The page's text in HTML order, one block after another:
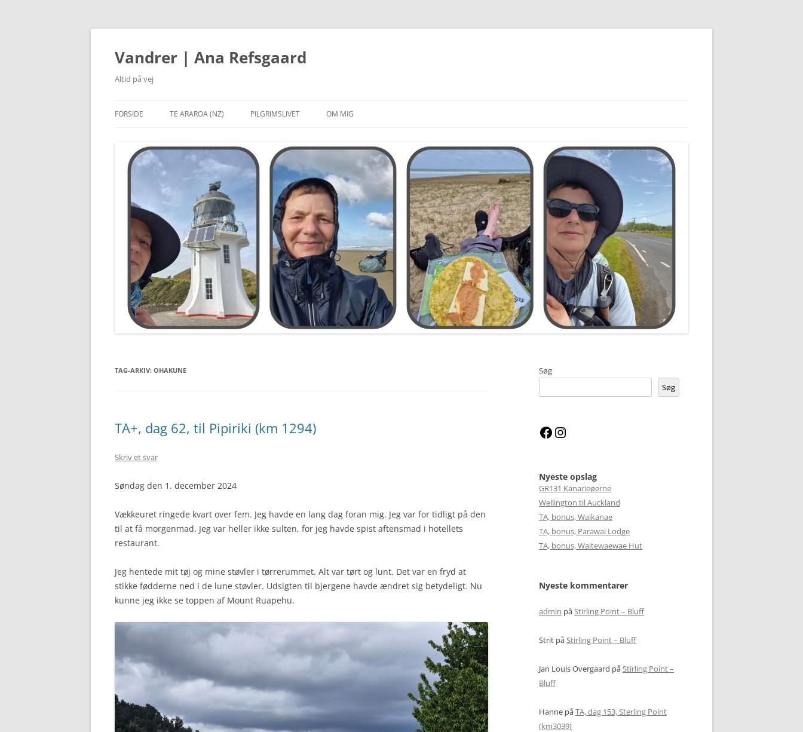
Hop
Vandrer | Ana Refsgaard
Altid på vej
FORSIDE TE ARAROA (NZ) PILGRIMSLIVET OM MIG
TAG-ARKIV: OHAKUNE
TA+, dag 62, til Pipiriki (km 1294)
Skriv et svar
Søndag den 1. december 2024
Vækkeuret ringede kvart over fem. Jeg havde en lang dag foran mig. Jeg var for tidligt på den
til at få morgenmad. Jeg var heller ikke sulten, for jeg havde spist aftensmad i hotellets
restaurant.
Jeg hentede mit tøj og mine støvler i tørrerummet. Alt var tørt og lunt. Det var en fryd at
stikke fødderne ned i de lune støvler. Udsigten til bjergene havde ændret sig betydeligt. Nu
kunne jeg ikke se toppen af Mount Ruapehu.
Søg
Søg
Facebook
Nyeste opslag
GR131 Kanarieøerne
Wellington til Auckland
TA, bonus, Waikanae
TA, bonus, Parawai Lodge
TA, bonus, Waitewaewae Hut
Nyeste kommentarer
admin påStirling Point – Bluff
Strit påStirling Point – Bluff
Jan Louis Overgaard påStirling Point –
Bluff
Hanne påTA, dag 153, Sterling Point
(km3039)